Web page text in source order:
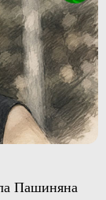
Пашиняна